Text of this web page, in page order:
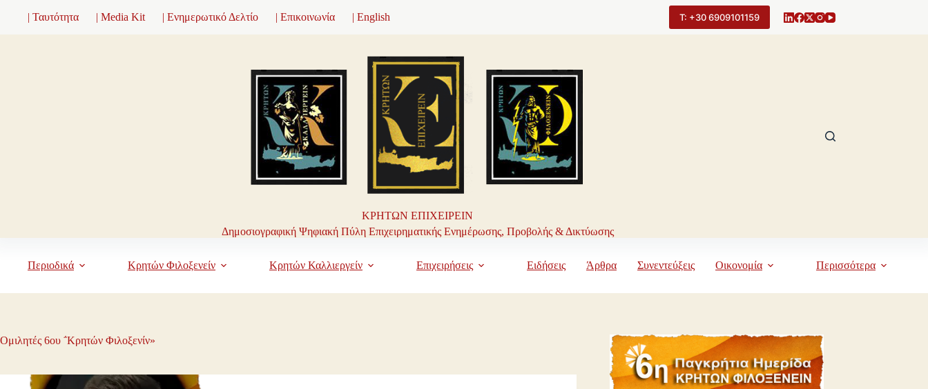
| Ταυτότητα | Media Kit | Ενημερωτικό Δελτίο | Επικοινωνία | English Τ: +30 6909101159
ΚΡΗΤΩΝ ΕΠΙΧΕΙΡΕΙΝ
Δημοσιογραφική Ψηφιακή Πύλη Επιχειρηματικής Ενημέρωσης, Προβολής & Δικτύωσης
Περιοδικά Κρητών Φιλοξενείν Κρητών Καλλιεργείν Επιχειρήσεις Ειδήσεις Άρθρα Συνεντεύξεις Οικονομία Περισσότερα
Ομιλητές 6ου ΅Κρητών Φιλοξενίν»